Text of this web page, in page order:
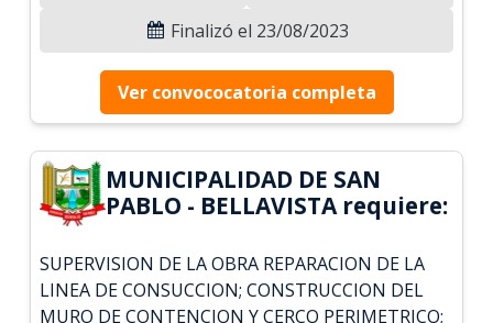
Finalizó el 23/08/2023
Ver convococatoria completa
MUNICIPALIDAD DE SAN
PABLO - BELLAVISTA requiere:
SUPERVISION DE LA OBRA REPARACION DE LA
LINEA DE CONSUCCION; CONSTRUCCION DEL
MURO DE CONTENCION Y CERCO PERIMETRICO;